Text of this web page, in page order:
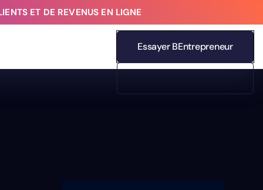
ET DE REVENUS EN LIGNE
Essayer BEntrepreneur